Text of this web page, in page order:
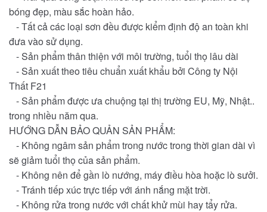
bóng đẹp, màu sắc hoàn hảo.
- Tất cả các loại sơn đều được kiểm định độ an toàn khi
đưa vào sử dụng.
- Sản phẩm thân thiện với môi trường, tuổi thọ lâu dài
- Sản xuất theo tiêu chuẩn xuất khẩu bởi Công ty Nội
Thất F21
- Sản phẩm được ưa chuộng tại thị trường EU, Mỹ, Nhật..
trong nhiều năm qua.
HƯỚNG DẪN BẢO QUẢN SẢN PHẨM:
- Không ngâm sản phẩm trong nước trong thời gian dài vì
sẽ giảm tuổi thọ của sản phẩm.
- Không nên để gần lò nướng, máy điều hòa hoặc lò sưởi.
- Tránh tiếp xúc trực tiếp với ánh nắng mặt trời.
- Không rửa trong nước với chất khử mùi hay tẩy rửa.